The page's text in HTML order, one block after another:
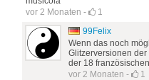
vor 2 Monaten -
1
99Felix
Wenn das noch
Glitzerversionen
der 18
vor 2 Monaten - 1